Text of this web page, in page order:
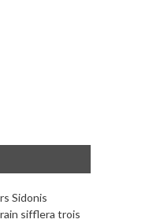
Sidonis
sifflera trois